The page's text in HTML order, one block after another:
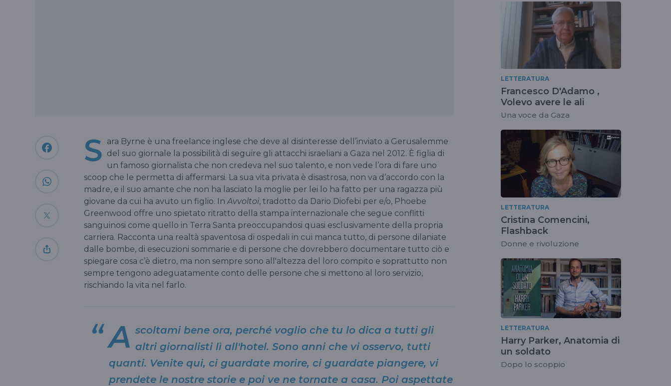
S ara Byrne è una freelance inglese che deve al disinteresse dell’inviato a Gerusalemme
del suo giornale la possibilità di seguire gli attacchi israeliani a Gaza nel 2012. È figlia di
un famoso giornalista che non credeva nel suo talento, e non vede l’ora di fare uno
scoop che le permetta di affermarsi. La sua vita privata è disastrosa, non va d’accordo con la
madre, e il suo amante che non ha lasciato la moglie per lei lo ha fatto per una ragazza più
giovane da cui ha avuto un figlio. InAvvoltoi, tradotto da Dario Diofebi per e/o, Phoebe
Greenwood offre uno spietato ritratto della stampa internazionale che segue conflitti
sanguinosi come quello in Terra Santa preoccupandosi quasi esclusivamente della propria
carriera. Racconta una realtà spaventosa di ospedali in cui manca tutto, di persone dilaniate
dalle bombe, di esecuzioni sommarie e di persone che dovrebbero documentare tutto ciò e
spiegare cosa c’è dietro, ma non sempre sono all'altezza del loro compito e soprattutto non
sempre tengono adeguatamente conto delle persone che si mettono al loro servizio,
rischiando la vita nel farlo.
A scoltami bene ora, perché voglio che tu lo dica a tutti gli
altri giornalisti lì all'hotel. Sono anni che vi osservo, tutti
quanti. Venite qui, ci guardate morire, ci guardate piangere, vi
prendete le nostre storie e poi ve ne tornate a casa. Poi aspettate
LETTERATURA
Francesco D'Adamo ,
Volevo avere le ali
Una voce da Gaza
LETTERATURA
Cristina Comencini,
Flashback
Donne e rivoluzione
LETTERATURA
Harry Parker, Anatomia di
un soldato
Dopo lo scoppio